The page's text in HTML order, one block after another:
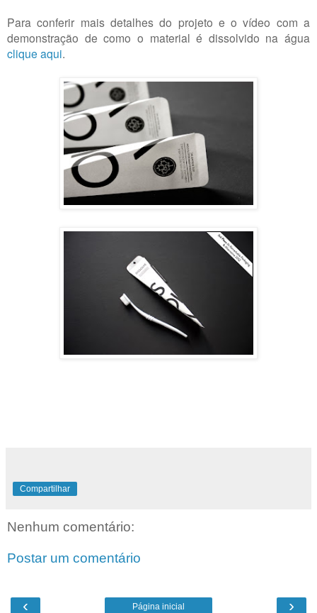
Para conferir mais detalhes do projeto e o vídeo com a
demonstração de como o material é dissolvido na água
clique aqui.
Compartilhar
Nenhum comentário:
Postar um comentário
‹ ›
Página inicial